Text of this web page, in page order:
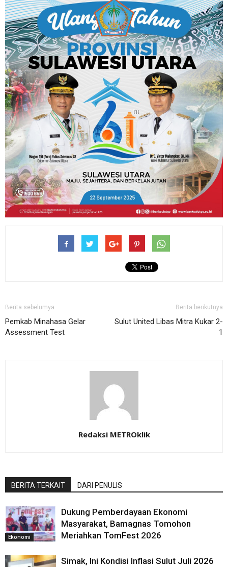
Berita sebelumya
Pemkab Minahasa Gelar
Assessment Test
Berita berikutnya
Sulut United Libas Mitra Kukar 2-
1
Redaksi METROklik
BERITA TERKAIT DARI PENULIS
Ekonomi
Dukung Pemberdayaan Ekonomi
Masyarakat, Bamagnas Tomohon
Meriahkan TomFest 2026
Simak, Ini Kondisi Inflasi Sulut Juli 2026